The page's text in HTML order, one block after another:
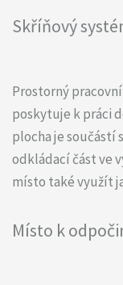
Skříňový
Prostorný
poskytuje k práci
plocha je součástí
odkládací část ve
místo také využít
Místo k